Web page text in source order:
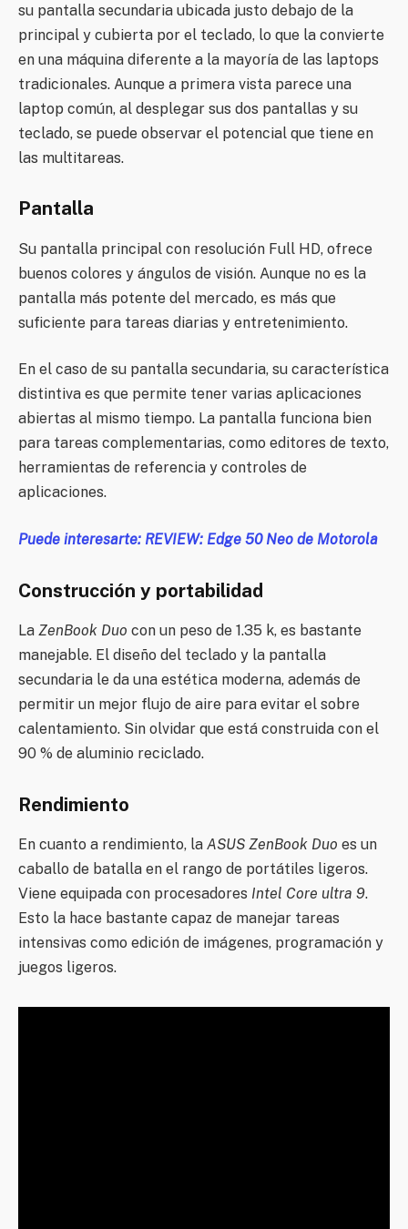
su pantalla secundaria ubicada justo debajo de la
principal y cubierta por el teclado, lo que la convierte
en una máquina diferente a la mayoría de las laptops
tradicionales. Aunque a primera vista parece una
laptop común, al desplegar sus dos pantallas y su
teclado, se puede observar el potencial que tiene en
las multitareas.
Pantalla
Su pantalla principal con resolución Full HD, ofrece
buenos colores y ángulos de visión. Aunque no es la
pantalla más potente del mercado, es más que
suficiente para tareas diarias y entretenimiento.
En el caso de su pantalla secundaria, su característica
distintiva es que permite tener varias aplicaciones
abiertas al mismo tiempo. La pantalla funciona bien
para tareas complementarias, como editores de texto,
herramientas de referencia y controles de
aplicaciones.
Puede interesarte: REVIEW: Edge 50 Neo de Motorola
Construcción y portabilidad
La ZenBook Duo con un peso de 1.35 k, es bastante
manejable. El diseño del teclado y la pantalla
secundaria le da una estética moderna, además de
permitir un mejor flujo de aire para evitar el sobre
calentamiento. Sin olvidar que está construida con el
90 % de aluminio reciclado.
Rendimiento
En cuanto a rendimiento, la ASUS ZenBook Duo es un
caballo de batalla en el rango de portátiles ligeros.
Viene equipada con procesadores Intel Core ultra 9.
Esto la hace bastante capaz de manejar tareas
intensivas como edición de imágenes, programación y
juegos ligeros.